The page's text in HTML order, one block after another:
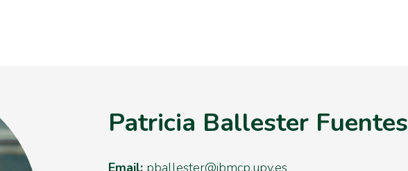
Patricia Ballester Fuentes
Email: pballester@ibmcp.upv.es